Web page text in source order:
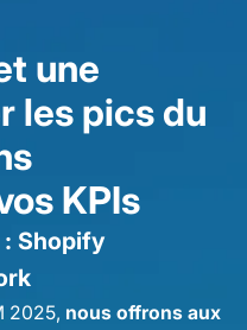
une
les pics du
KPIs
Shopify
2025, nous offrons aux